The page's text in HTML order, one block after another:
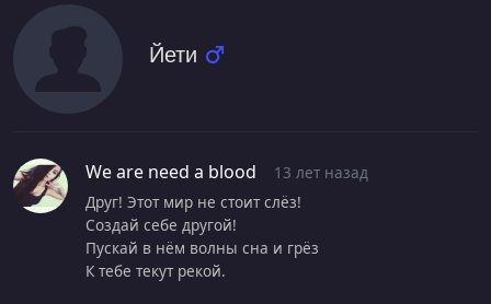
Йети
We are need a blood
13 лет назад
Друг! Этот мир не стоит слёз!
Создай себе другой!
Пускай в нём волны сна и грёз
К тебе текут рекой.